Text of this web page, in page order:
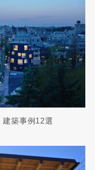
建築事例12選